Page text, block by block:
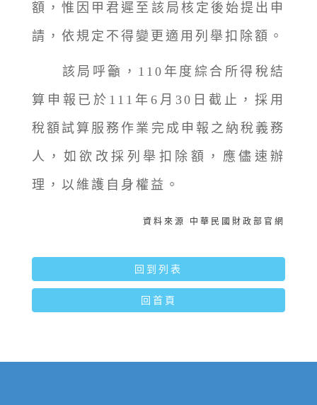
額，惟因甲君遲至該局核定後始提出申
請，依規定不得變更適用列舉扣除額。
該局呼籲，110年度綜合所得稅結
算申報已於111年6月30日截止，採用
稅額試算服務作業完成申報之納稅義務
人，如欲改採列舉扣除額，應儘速辦
理，以維護自身權益。
資料來源 中華民國財政部官網
回到列表
回首頁